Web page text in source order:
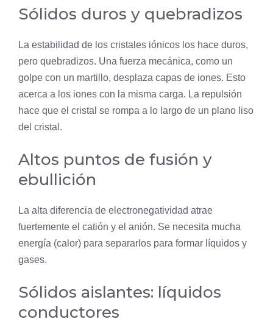
Sólidos duros y quebradizos
La estabilidad de los cristales iónicos los hace duros,
pero quebradizos. Una fuerza mecánica, como un
golpe con un martillo, desplaza capas de iones. Esto
acerca a los iones con la misma carga. La repulsión
hace que el cristal se rompa a lo largo de un plano liso
del cristal.
Altos puntos de fusión y
ebullición
La alta diferencia de electronegatividad atrae
fuertemente el catión y el anión. Se necesita mucha
energía (calor) para separarlos para formar líquidos y
gases.
Sólidos aislantes: líquidos
conductores